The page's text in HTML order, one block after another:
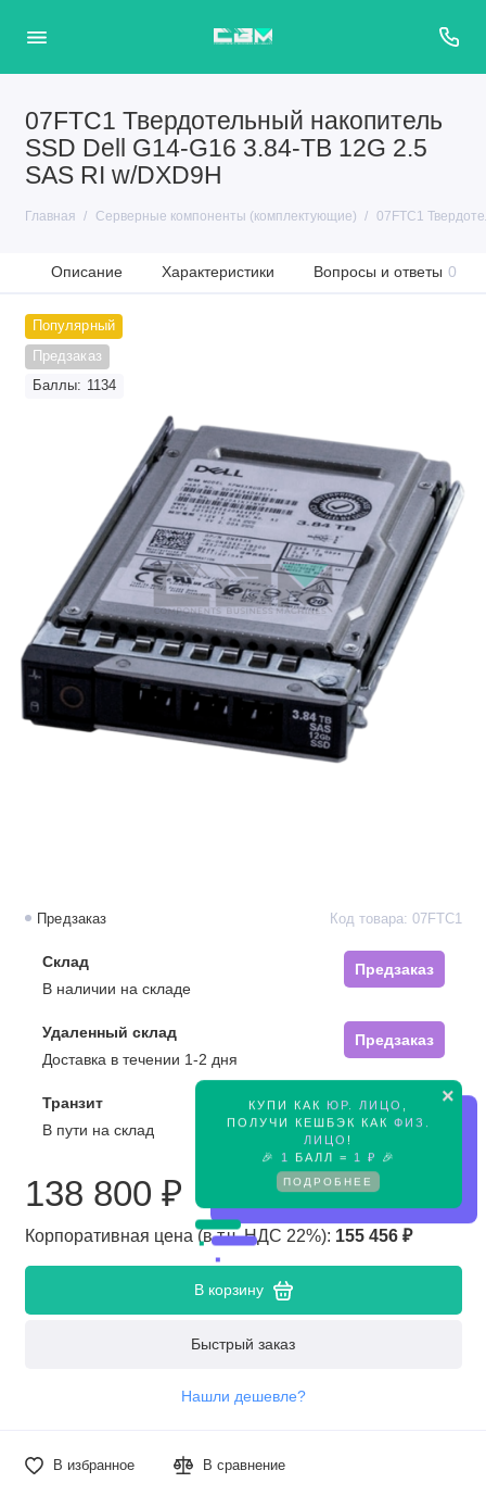
07FTC1 Твердотельный накопитель
SSD Dell G14-G16 3.84-TB 12G 2.5
SAS RI w/DXD9H
Главная Серверные компоненты (комплектующие) 07FTC1
Описание Характеристики Вопросы и ответы 0
Популярный
Предзаказ
Баллы: 1134
×
КУПИ КАК ЮР. ЛИЦО
ПОЛУЧИ КЕШБЭК КАК ФИЗ.
ЛИЦО !
🎉
1 БАЛЛ = 1 ₽ 🎉
ПОДРОБНЕЕ
Предзаказ Код товара: 07FTC1
Склад
Предзаказ
В наличии на складе
Удаленный склад
Предзаказ
Доставка в течении 1-2 дня
Транзит
Предзаказ
В пути на склад
138 800 ₽
Корпоративная цена (в т.ч. НДС 22%): 155 456 ₽
В корзину
Быстрый заказ
Нашли дешевле?
В избранное В сравнение